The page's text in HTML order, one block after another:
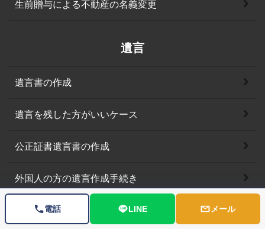
生前贈与による不動産の名義変更
遺言
遺言書の作成
遺言を残した方がいいケース
公正証書遺言書の作成
外国人の方の遺言作成手続き
遺言よくある質問
電話 LINE メール